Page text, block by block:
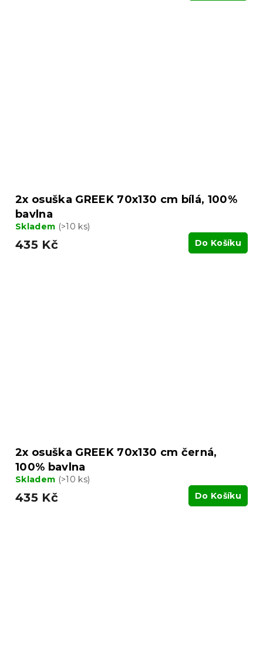
2x osuška GREEK 70x130 cm bílá, 100%
bavlna
Skladem (>10 ks)
435 Kč Do Košíku
2x osuška GREEK 70x130 cm černá,
100% bavlna
Skladem (>10 ks)
435 Kč Do Košíku